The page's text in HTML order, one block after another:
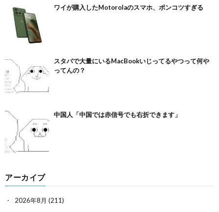
ワイが購入したMotorolaのスマホ、ポンコツすぎる
スタバで大量にいるMacBookいじってるやつって何や
ってんの？
中国人「中国では赤信号でも右折できます」
アーカイブ
2026年8月 (211)